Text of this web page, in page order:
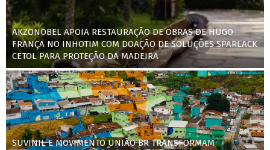
AKZONOBEL APOIA RESTAURAÇÃO DE OBRAS DE HUGO
FRANÇA NO INHOTIM COM DOAÇÃO DE SOLUÇÕES SPARLACK
CETOL PARA PROTEÇÃO DA MADEIRA
SUVINIL E MOVIMENTO UNIÃO BR TRANSFORMAM